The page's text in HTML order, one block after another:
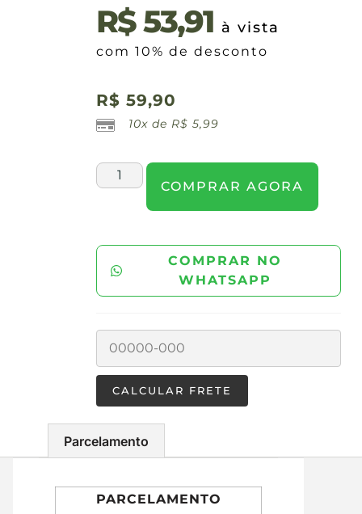
R$53,91 à vista
com 10% de desconto
R$ 59,90
10x de R$ 5,99
COMPRAR AGORA
COMPRAR NO
WHATSAPP
Parcelamento
PARCELAMENTO